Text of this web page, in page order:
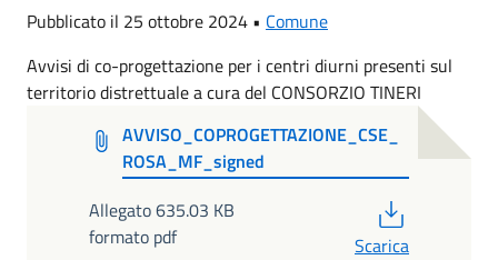
Pubblicato il 25 ottobre 2024 • Comune
Avvisi di co-progettazione per i centri diurni presenti sul
territorio distrettuale a cura del CONSORZIO TINERI
AVVISO_COPROGETTAZIONE_CSE_
ROSA_MF_signed
Allegato 635.03 KB
formato pdf
Scarica